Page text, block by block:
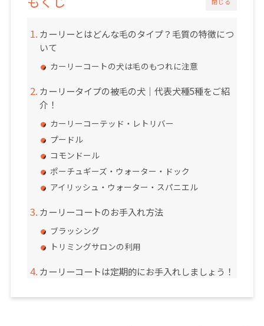
カーリーとはどんな毛のタイプ？毛質の特徴につ
いて
カーリーコートの犬は毛のもつれに注意
カーリータイプの被毛の犬｜代表犬種5種をご紹
介！
カーリーコーテッド・レトリバー
プードル
コモンドール
ポーチュギーズ・ウォーター・ドック
アイリッシュ・ウォーター・スパニエル
カーリーコートのお手入れ方法
ブラッシング
トリミングサロンの利用
カーリーコートは定期的にお手入れしましょう！